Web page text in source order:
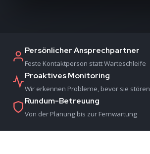
Persönlicher Ansprechpartner
Feste Kontaktperson statt Warteschleife
Proaktives Monitoring
Wir erkennen Probleme, bevor sie stören
Rundum-Betreuung
Von der Planung bis zur Fernwartung